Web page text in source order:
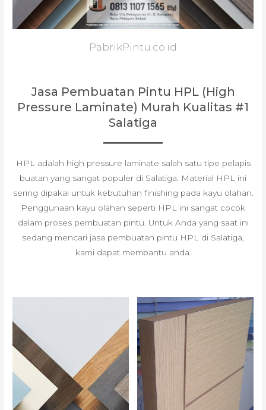
PabrikPintu.co.id
Jasa Pembuatan Pintu HPL (High
Pressure Laminate) Murah Kualitas #1
Salatiga
HPL adalah high pressure laminate salah satu tipe pelapis
buatan yang sangat populer di Salatiga. Material HPL ini
sering dipakai untuk kebutuhan finishing pada kayu olahan.
Penggunaan kayu olahan seperti HPL ini sangat cocok
dalam proses pembuatan pintu. Untuk Anda yang saat ini
sedang mencari jasa pembuatan pintu HPL di Salatiga,
kami dapat membantu anda.